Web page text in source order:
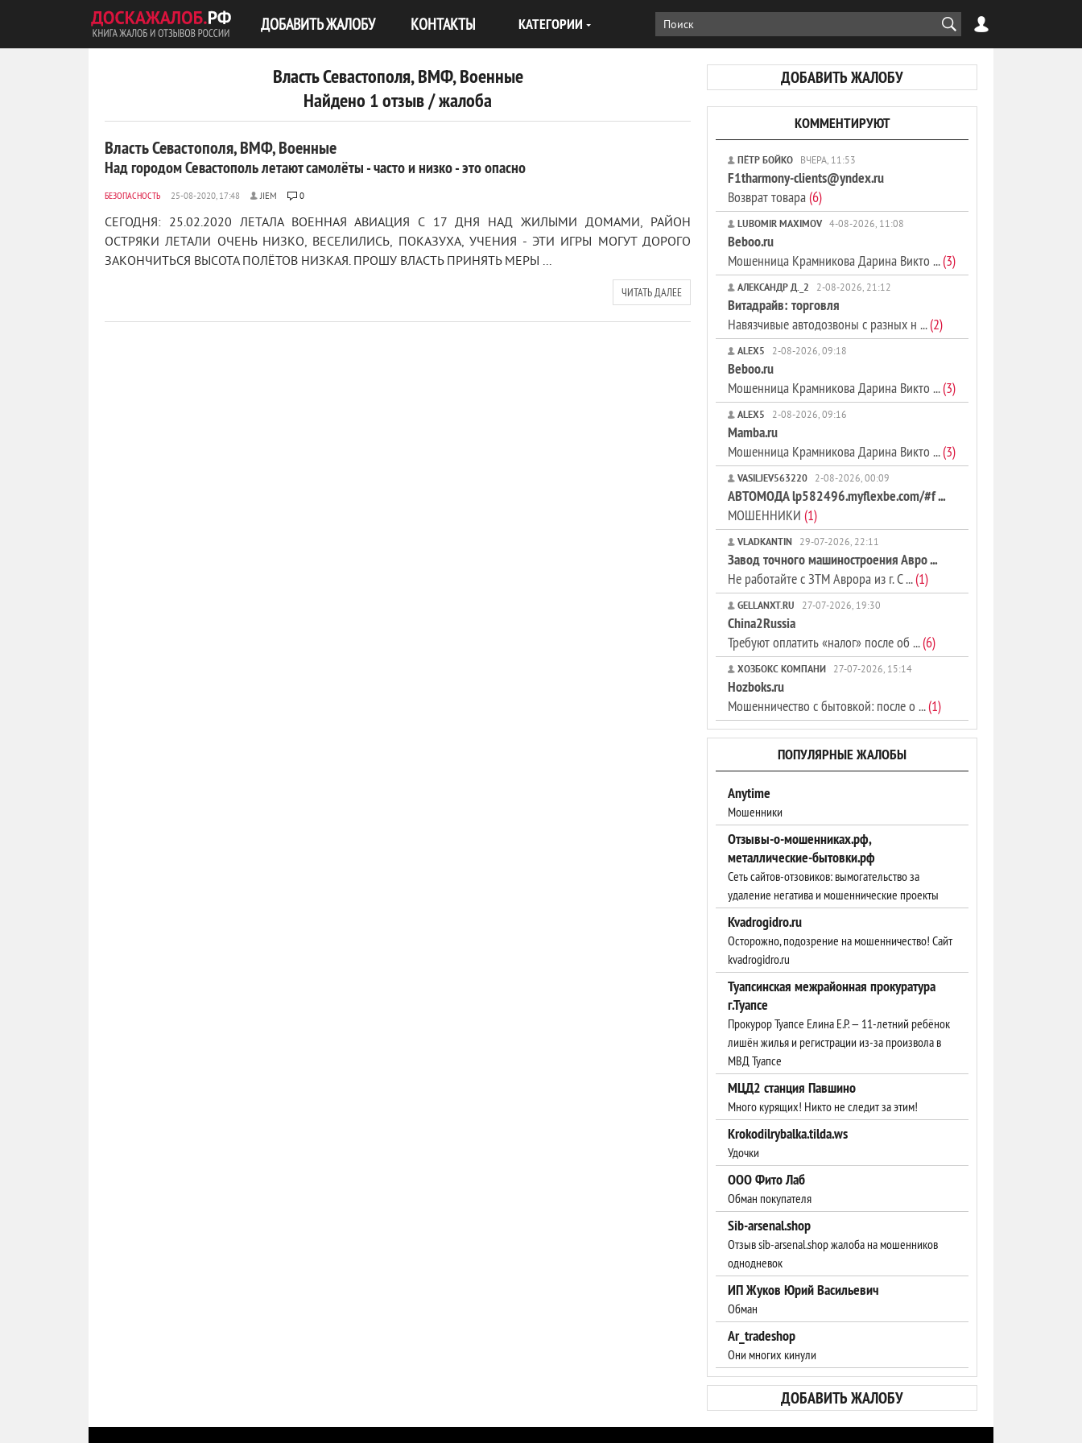
ДОБАВИТЬ ЖАЛОБУ КОНТАКТЫ КАТЕГОРИИ
ДОБАВИТЬ ЖАЛОБУ
Власть Севастополя, ВМФ, Военные
Найдено 1 отзыв / жалоба
Власть Севастополя, ВМФ, Военные
Над городом Севастополь летают самолёты - часто и низко - это опасно
БЕЗОПАСНОСТЬ JIEM 0
СЕГОДНЯ: 25.02.2020 ЛЕТАЛА ВОЕННАЯ АВИАЦИЯ С 17 ДНЯ НАД ЖИЛЫМИ ДОМАМИ, РАЙОН
ОСТРЯКИ ЛЕТАЛИ ОЧЕНЬ НИЗКО, ВЕСЕЛИЛИСЬ, ПОКАЗУХА, УЧЕНИЯ - ЭТИ ИГРЫ МОГУТ ДОРОГО
ЗАКОНЧИТЬСЯ ВЫСОТА ПОЛЁТОВ НИЗКАЯ. ПРОШУ ВЛАСТЬ ПРИНЯТЬ МЕРЫ ...
ЧИТАТЬ ДАЛЕЕ
КОММЕНТИРУЮТ
ПЁТР БОЙКО ВЧЕРА, 11:53
F1tharmony-clients@yndex.ru
Возврат товара(6)
LUBOMIR MAXIMOV 4-08-2026, 11:08
Beboo.ru
Мошенница Крамникова Дарина Викто ...(3)
АЛЕКСАНДР Д._2 2-08-2026, 21:12
Витадрайв: торговля
Навязчивые автодозвоны с разных н ...(2)
ALEX5 2-08-2026, 09:18
Beboo.ru
Мошенница Крамникова Дарина Викто ...(3)
ALEX5 2-08-2026, 09:16
Mamba.ru
Мошенница Крамникова Дарина Викто ...(3)
VASILJEV563220 2-08-2026, 00:09
АВТОМОДА lp582496.myflexbe.com/#f ...
МОШЕННИКИ (1)
VLADKANTIN 29-07-2026, 22:11
Завод точного машиностроения Авро ...
Не работайте с ЗТМ Аврора из г. С ...(1)
GELLANXT.RU 27-07-2026, 19:30
China2Russia
Требуют оплатить «налог» после об ...(6)
ХОЗБОКС КОМПАНИ 27-07-2026, 15:14
Hozboks.ru
Мошенничество с бытовкой: после о ...(1)
ПОПУЛЯРНЫЕ ЖАЛОБЫ
Anytime
Мошенники
Отзывы-о-мошенниках.рф,
металлические-бытовки.рф
Сеть сайтов-отзовиков: вымогательство за
удаление негатива и мошеннические проекты
Kvadrogidro.ru
Осторожно, подозрение на мошенничество! Сайт
kvadrogidro.ru
Туапсинская межрайонная прокуратура
г.Туапсе
Прокурор Туапсе Елина Е.Р. — 11-летний ребёнок
лишён жилья и регистрации из-за произвола в
МВД Туапсе
МЦД2 станция Павшино
Много курящих! Никто не следит за этим!
Krokodilrybalka.tilda.ws
Удочки
ООО Фито Лаб
Обман покупателя
Sib-arsenal.shop
Отзыв sib-arsenal.shop жалоба на мошенников
однодневок
ИП Жуков Юрий Васильевич
Обман
Ar_tradeshop
Они многих кинули
ДОБАВИТЬ ЖАЛОБУ